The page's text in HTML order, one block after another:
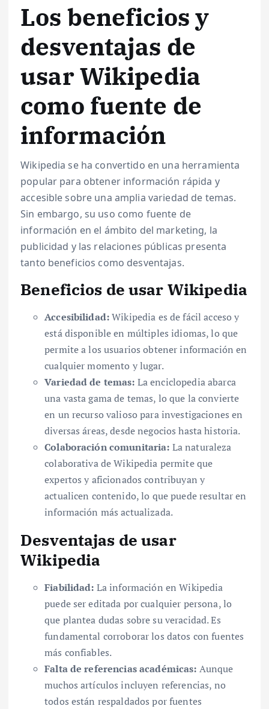
Los beneficios y
desventajas de
usar Wikipedia
como fuente de
información
Wikipedia se ha convertido en una herramienta
popular para obtener información rápida y
accesible sobre una amplia variedad de temas.
Sin embargo, su uso como fuente de
información en el ámbito del marketing, la
publicidad y las relaciones públicas presenta
tanto beneficios como desventajas.
Beneficios de usar Wikipedia
Accesibilidad:Wikipedia es de fácil acceso y
está disponible en múltiples idiomas, lo que
permite a los usuarios obtener información en
cualquier momento y lugar.
Variedad de temas: La enciclopedia abarca
una vasta gama de temas, lo que la convierte
en un recurso valioso para investigaciones en
diversas áreas, desde negocios hasta historia.
Colaboración comunitaria: La naturaleza
colaborativa de Wikipedia permite que
expertos y aficionados contribuyan y
actualicen contenido, lo que puede resultar en
información más actualizada.
Desventajas de usar
Wikipedia
Fiabilidad: La información en Wikipedia
puede ser editada por cualquier persona, lo
que plantea dudas sobre su veracidad. Es
fundamental corroborar los datos con fuentes
más confiables.
Falta de referencias académicas: Aunque
muchos artículos incluyen referencias, no
todos están respaldados por fuentes